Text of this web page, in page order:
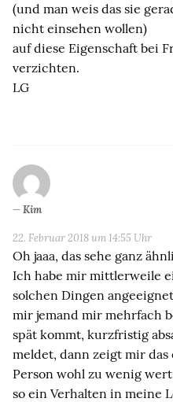
(und man weis das sie
nicht einsehen wollen)
auf diese Eigenschaft bei
verzichten.
LG
Kim
22. Februar 2018 um 14:55 Uhr
Oh jaaa, das sehe ganz
Ich habe mir mittlerweile
solchen Dingen
mir jemand mir mehrfach
spät kommt, kurzfristig
meldet, dann zeigt mir
Person wohl zu wenig
so ein Verhalten in meine